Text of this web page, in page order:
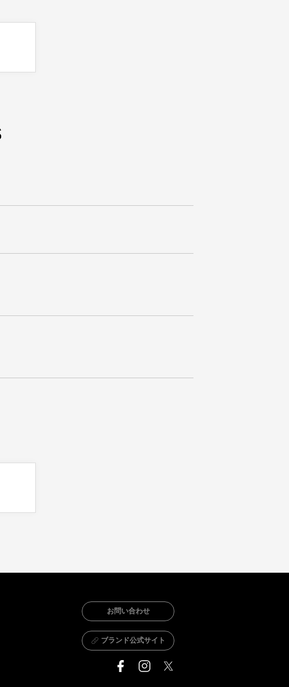
お問い合わせ
ブランド公式サイト